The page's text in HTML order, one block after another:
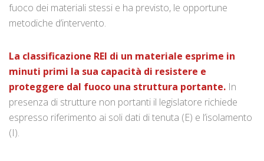
fuoco dei materiali stessi e ha previsto, le opportune
metodiche d’intervento.
La classificazione REI di un materiale esprime in
minuti primi la sua capacità di resistere e
proteggere dal fuoco una struttura portante. In
presenza di strutture non portanti il legislatore richiede
espresso riferimento ai soli dati di tenuta (E) e l’isolamento
(I).